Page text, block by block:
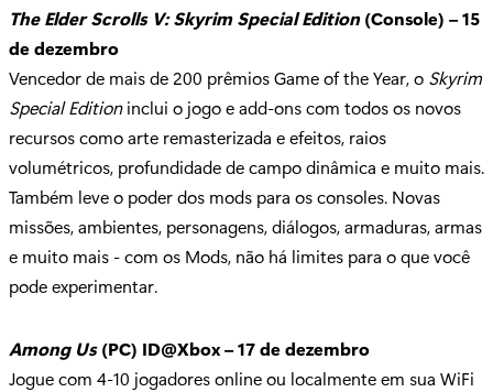
The Elder Scrolls V: Skyrim Special Edition(Console) – 15
de dezembro
Vencedor de mais de 200 prêmios Game of the Year, o Skyrim
Special Editioninclui o jogo e add-ons com todos os novos
recursos como arte remasterizada e efeitos, raios
volumétricos, profundidade de campo dinâmica e muito mais.
Também leve o poder dos mods para os consoles. Novas
missões, ambientes, personagens, diálogos, armaduras, armas
e muito mais - com os Mods, não há limites para o que você
pode experimentar.
Among Us(PC) ID@Xbox – 17 de dezembro
Jogue com 4-10 jogadores online ou localmente em sua WiFi